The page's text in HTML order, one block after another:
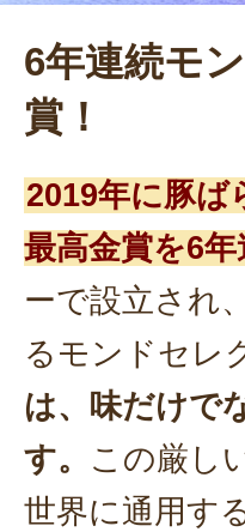
6年連続モ
賞！
2019年に豚ば
最高金賞を6年
ーで設立され
るモンドセレ
は、味だけで
す。 この厳し
世界に通用す